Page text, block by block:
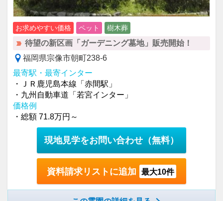
お求めやすい価格 ペット 樹木葬
待望の新区画「ガーデニング墓地」販売開始！
福岡県宗像市朝町238-6
最寄駅・最寄インター
・ＪＲ鹿児島本線「赤間駅」
・九州自動車道「若宮インター」
価格例
・総額 71.8万円～
現地見学をお問い合わせ （無料）
資料請求リストに追加 最大10件